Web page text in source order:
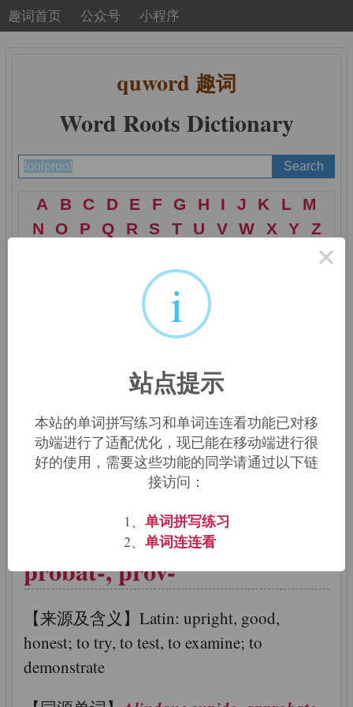
趣词首页 公众号 小程序
quword 趣词
Word Roots Dictionary
A B C D E F G H I J K L
M
N
O P Q R S T U V W X Y Z
词根词缀：foll-, folli-
windbag; moneybag
【同源单词】folleatus,follically
challenged, follicle,follicle mite,folliclis,
词根词缀：prob-, proba-,
probat-, prov-
【来源及含义】Latin: upright, good,
honest; to try, to test, to examine; to
demonstrate
×
i
站点提示
本站的单词拼写练习和单词连连看功能已对移
动端进行了适配优化，现已能在移动端进行很
好的使用，需要这些功能的同学请通过以下链
接访问：
1、 单词拼写练习
2、 单词连连看